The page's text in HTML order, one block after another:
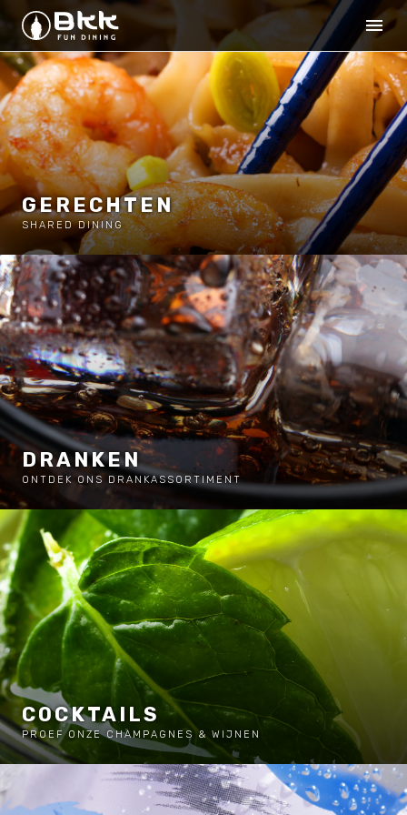
GERECHTEN
SHARED DINING
DRANKEN
ONTDEK ONS DRANKASSORTIMENT
COCKTAILS
PROEF ONZE CHAMPAGNES & WIJNEN